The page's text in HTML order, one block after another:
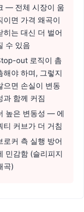
— 전체 시장이 움
이면 가격 왜곡이
히는 대신 더 벌어
수 있음
out 로직이 촘
해야 하며, 그렇지
으면 손실이 변동
과 함께 커짐
높은 변동성 — 에
티 커브가 더 거침
로커 측 실행 방어
민감함 (슬리피지
곡)